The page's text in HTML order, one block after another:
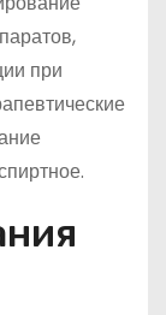
при